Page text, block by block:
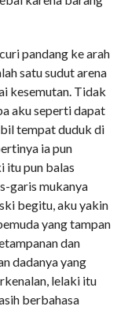
pandang ke arah
satu sudut arena
kesemutan. Tidak
aku seperti dapat
tempat duduk di
ia pun
itu pun balas
garis mukanya
begitu, aku yakin
yang tampan
dan
dadanya yang
lelaki itu
berbahasa